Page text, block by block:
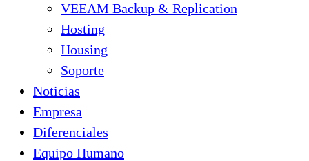
VEEAM Backup & Replication
Hosting
Housing
Soporte
Noticias
Empresa
Diferenciales
Equipo Humano